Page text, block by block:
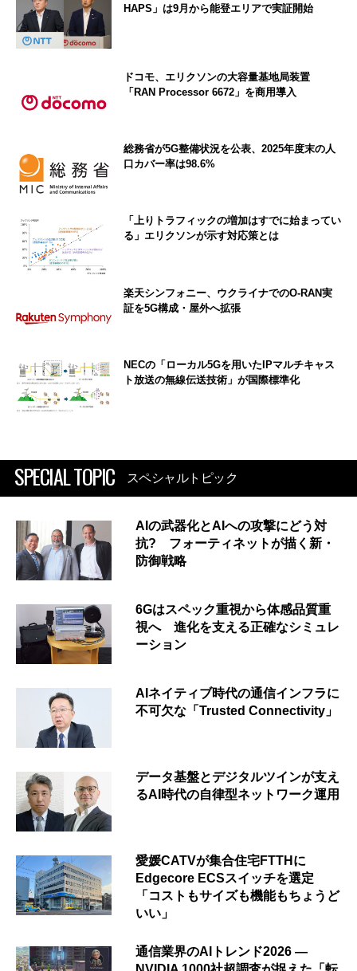
HAPS」は9月から能登エリアで実証開始
ドコモ、エリクソンの大容量基地局装置
「RAN Processor 6672」を商用導入
総務省が5G整備状況を公表、2025年度末の人
口カバー率は98.6%
「上りトラフィックの増加はすでに始まってい
る」エリクソンが示す対応策とは
楽天シンフォニー、ウクライナでのO-RAN実
証を5G構成・屋外へ拡張
NECの「ローカル5Gを用いたIPマルチキャス
ト放送の無線伝送技術」が国際標準化
SPECIAL TOPIC スペシャルトピック
AIの武器化とAIへの攻撃にどう対
抗? フォーティネットが描く新・
防御戦略
6Gはスペック重視から体感品質重
視へ 進化を支える正確なシミュレ
ーション
AIネイティブ時代の通信インフラに
不可欠な「Trusted Connectivity」
データ基盤とデジタルツインが支え
るAI時代の自律型ネットワーク運用
愛媛CATVが集合住宅FTTHに
Edgecore ECSスイッチを選定
「コストもサイズも機能もちょうど
いい」
通信業界のAIトレンド2026 ―